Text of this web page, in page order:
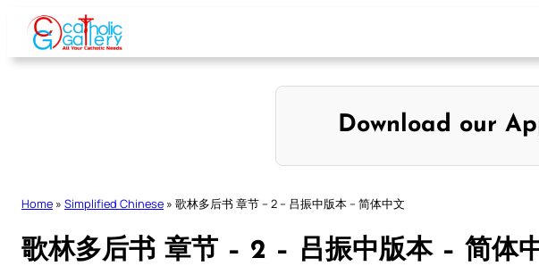
Skip
content
Download our
Home » Simplified Chinese » 歌林多后书 章节 – 2 – 吕振中版本 – 简体中文
歌林多后书 章节 – 2 – 吕振中版本 – 简体